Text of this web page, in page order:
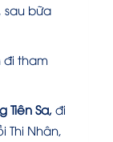
sau bữa
đi tham
Tiên Sa,đi
Thi Nhân,